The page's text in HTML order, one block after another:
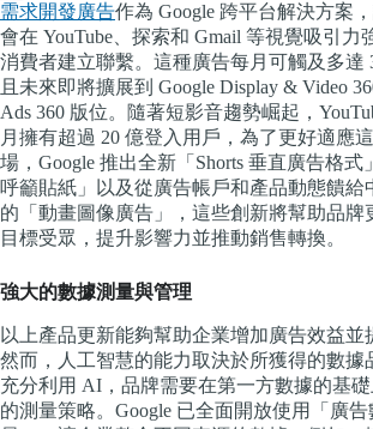
需求開發廣告作為 Google 跨平台解決方案
會在 YouTube、探索和 Gmail 等視覺吸引力
消費者建立聯繫。這種廣告每月可觸及多達
且未來即將擴展到 Google Display & Video
Ads 360 版位。隨著短影音趨勢崛起，
月擁有超過 20 億登入用戶，為了更好適應
場，Google 推出全新「Shorts 垂直廣告格式
呼籲貼紙」以及從廣告帳戶和產品動態饋給
的「動畫圖像廣告」，這些創新將幫助品牌
目標受眾，提升影響力並推動銷售轉換。
強大的數據測量與管理
以上產品更新能夠幫助企業增加廣告效益並
然而，人工智慧的能力取決於所獲得的數據
充分利用 AI，品牌需要在第一方數據的基
的測量策略。Google 已全面開放使用「廣